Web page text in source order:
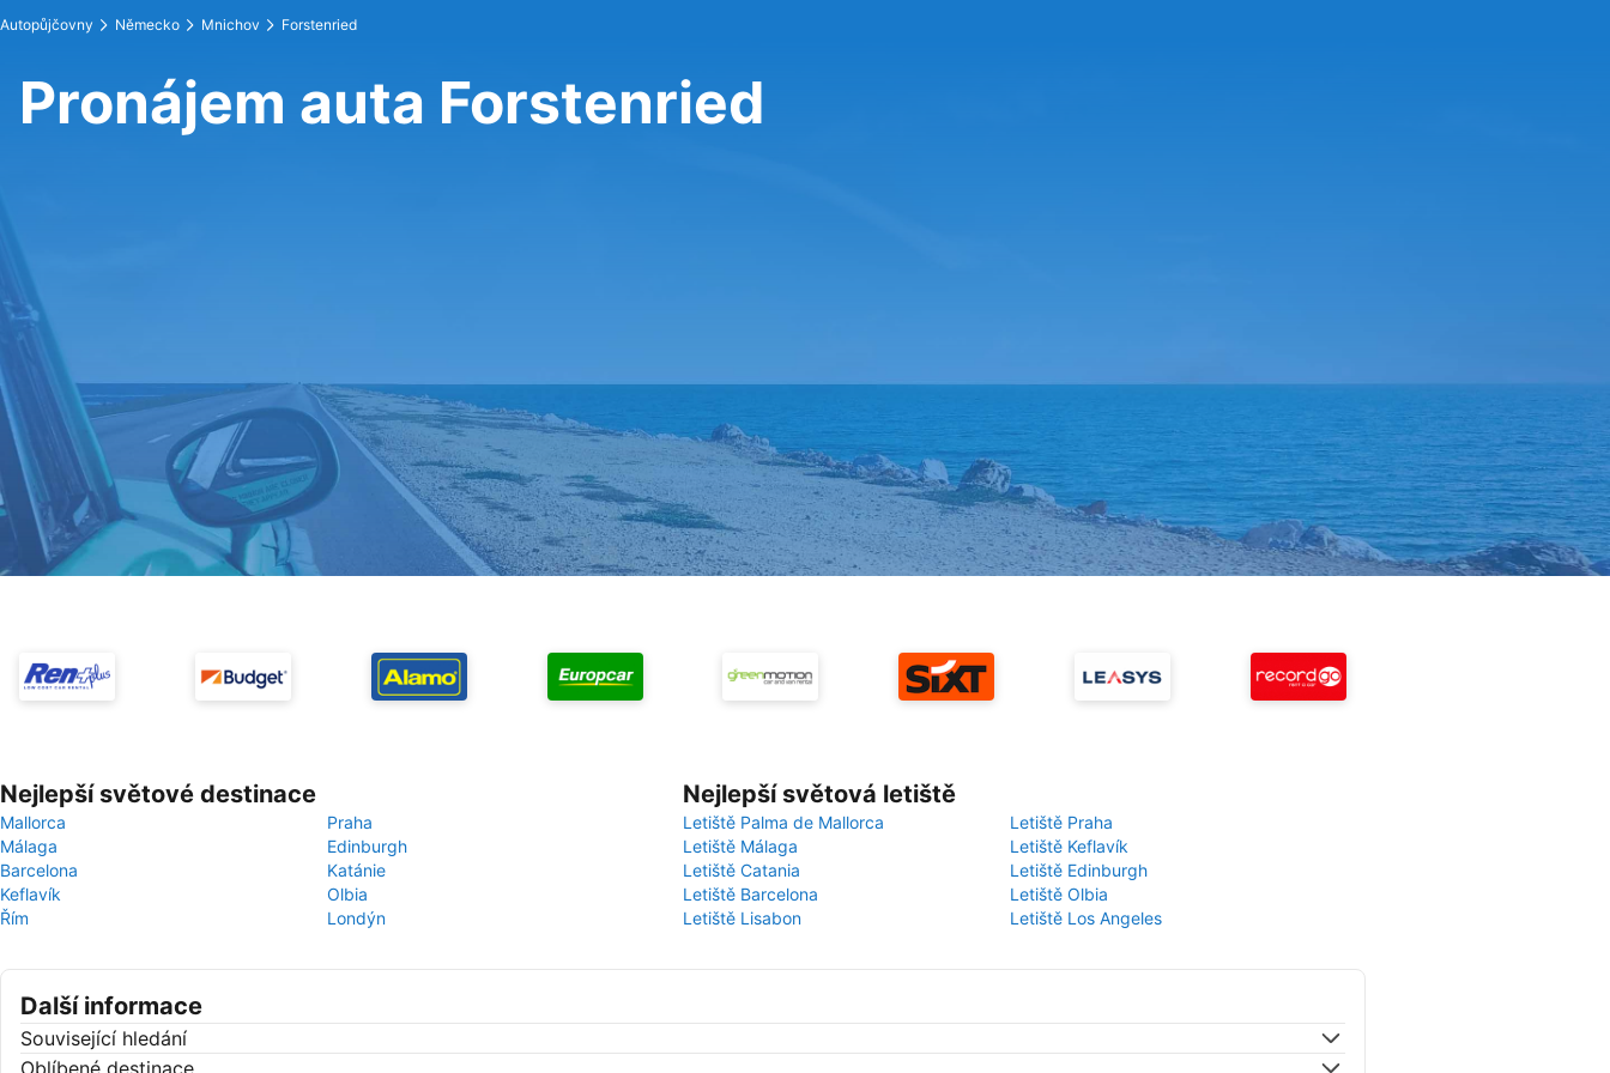
Autopůjčovny Německo Mnichov Forstenried
Pronájem auta Forstenried
Nejlepší světové destinace
Mallorca
Praha
Málaga
Edinburgh
Barcelona
Katánie
Keflavík
Olbia
Řím
Londýn
Nejlepší světová letiště
Letiště Palma de Mallorca
Letiště Praha
Letiště Málaga
Letiště Keflavík
Letiště Catania
Letiště Edinburgh
Letiště Barcelona
Letiště Olbia
Letiště Lisabon
Letiště Los Angeles
Další informace
Související hledání
Oblíbené destinace